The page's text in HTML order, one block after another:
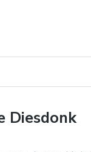
Diesdonk